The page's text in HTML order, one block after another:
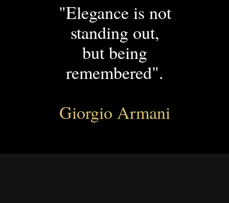
"Elegance is not
standing out,
but being
remembered".
Giorgio Armani